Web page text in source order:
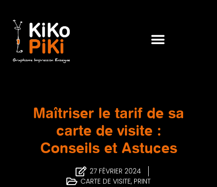
Maîtriser le tarif de sa
carte de visite :
Conseils et Astuces
27 FÉVRIER 2024
CARTE DE VISITE, PRINT